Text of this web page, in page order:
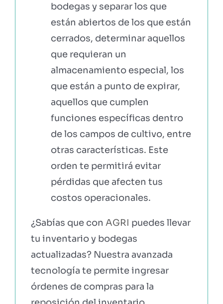
bodegas y separar los que
están abiertos de los que están
cerrados, determinar aquellos
que requieran un
almacenamiento especial, los
que están a punto de expirar,
aquellos que cumplen
funciones específicas dentro
de los campos de cultivo, entre
otras características. Este
orden te permitirá evitar
pérdidas que afecten tus
costos operacionales.
¿Sabías que con AGRI puedes llevar
tu inventario y bodegas
actualizadas? Nuestra avanzada
tecnología te permite ingresar
órdenes de compras para la